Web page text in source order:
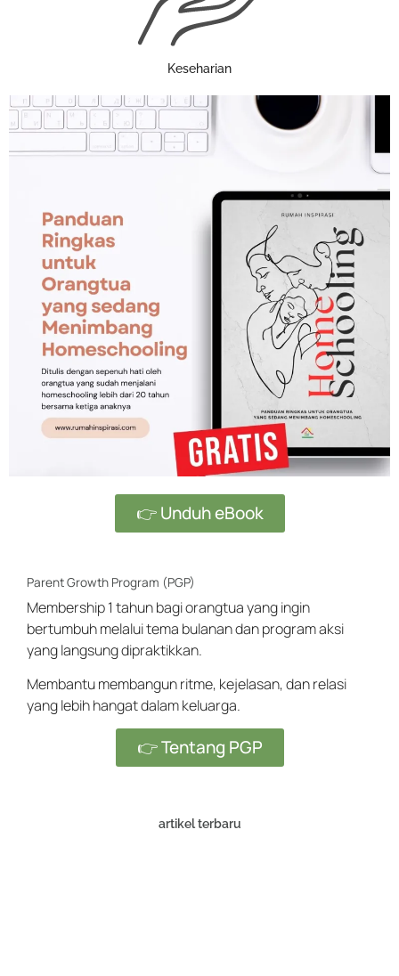
Keseharian
👉 Unduh eBook
Parent Growth Program (PGP)
Membership 1 tahun bagi orangtua yang ingin
bertumbuh melalui tema bulanan dan program aksi
yang langsung dipraktikkan.
Membantu membangun ritme, kejelasan, dan relasi
yang lebih hangat dalam keluarga.
👉 Tentang PGP
artikel terbaru